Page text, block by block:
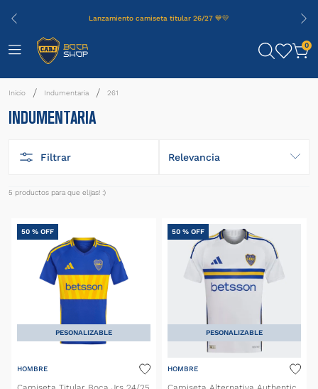
Lanzamiento camiseta titular 26/27 💙💛
0
Indumentaria 261
INDUMENTARIA
Filtrar Relevancia
5 productos
PESONALIZABLE
50 % OFF
HOMBRE
PESONALIZABLE
50 % OFF
HOMBRE